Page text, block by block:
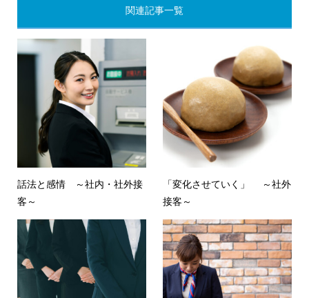
関連記事一覧
話法と感情 ～社内・社外接
客～
「変化させていく」 ～社外
接客～